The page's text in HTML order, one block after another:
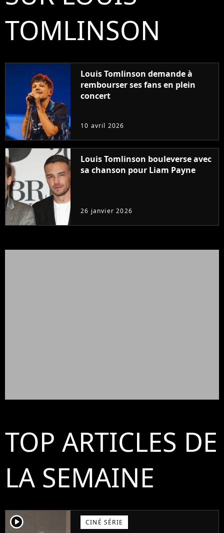
TOMLINSON
Louis Tomlinson demande à
rembourser ses fans en plein
concert
10 avril 2026
Louis Tomlinson bouleverse avec
sa chanson pour Liam Payne
26 janvier 2026
TOP ARTICLES DE
LA SEMAINE
player2 CINÉ SÉRIE